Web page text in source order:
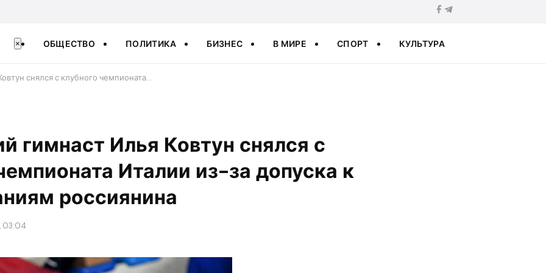
× ОБЩЕСТВО ПОЛИТИКА БИЗНЕС В МИРЕ СПОРТ КУЛЬТУРА
снялся с клубного чемпионата…
гимнаст Илья Ковтун снялся с
Италии из-за допуска к
россиянина
03:04